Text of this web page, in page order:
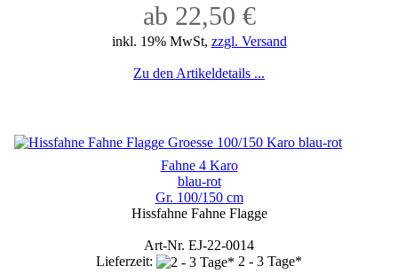
ab 22,50 €
inkl. 19% MwSt, zzgl. Versand
Zu den Artikeldetails ...
Fahne 4 Karo
blau-rot
Gr. 100/150 cm
Hissfahne Fahne Flagge
Art-Nr. EJ-22-0014
Lieferzeit:
2 - 3 Tage*